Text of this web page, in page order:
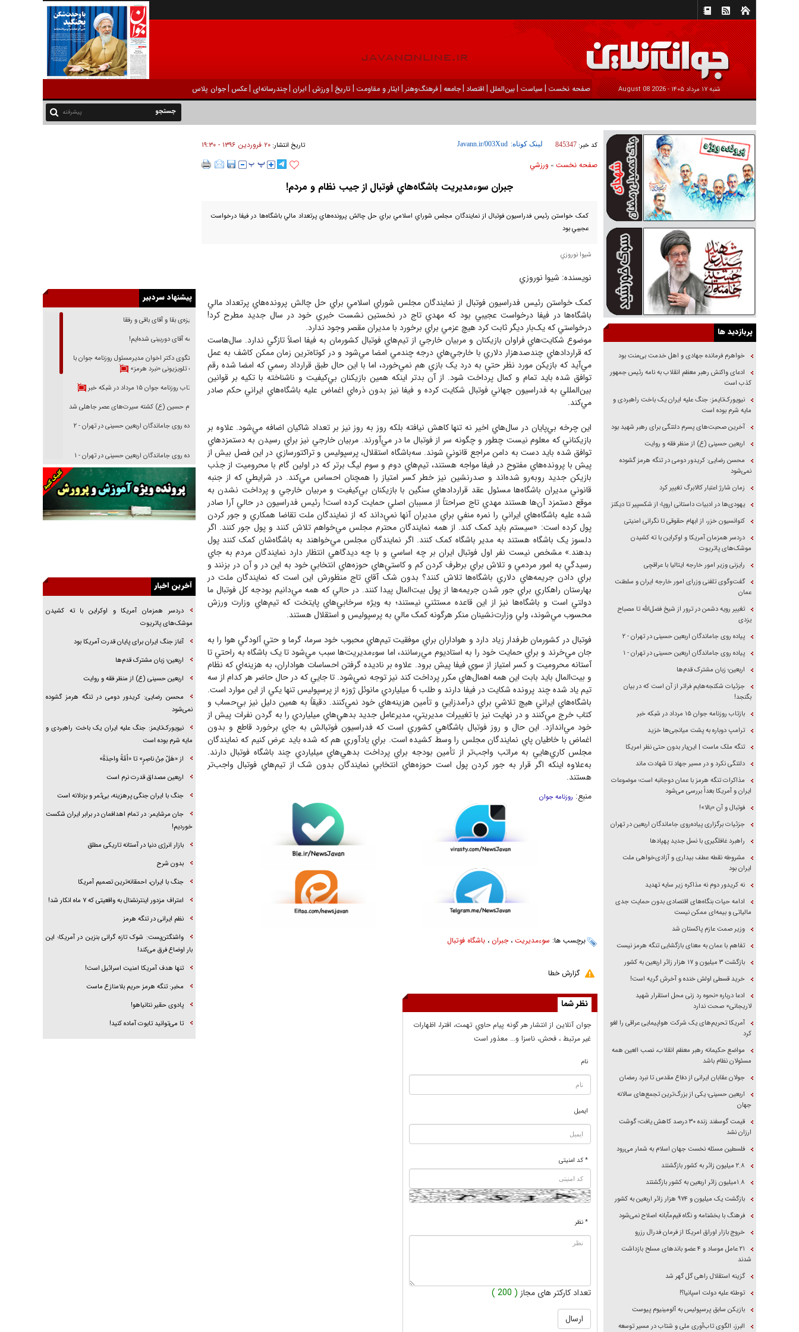
شنبه ۱۷ مرداد ۱۴۰۵ - 2026 August 08 صفحه نخست | سیاست |بين‌الملل | اقتصاد |جامعه |فرهنگ‌و‌هنر | ایثار و مقاومت |تاریخ |ورزش | ايران |چندرسانه‌ای |عکس |جوان پلاس
پیشرفته
کد خبر: 845347 لینک کوتاه: تاریخ انتشار:۲۰ فروردين ۱۳۹۶ - ۱۹:۳۰
صفحه نخست» ورزشي
جبران سوءمديريت باشگاه‌هاي فوتبال از جيب نظام و مردم!
کمک خواستن رئيس فدراسيون فوتبال از نمايندگان مجلس شوراي اسلامي براي حل چالش پرونده‌هاي پرتعداد مالي باشگاه‌ها در فيفا درخواست
عجيبي بود
شيوا نوروزي
نویسنده: شيوا نوروزي
کمک خواستن رئيس فدراسيون فوتبال از نمايندگان مجلس شوراي اسلامي براي حل چالش پرونده‌هاي پرتعداد مالي
باشگاه‌ها در فيفا درخواست عجيبي بود که مهدي تاج در نخستين نشست خبري خود در سال جديد مطرح کرد!
درخواستي که يک‌بار ديگر ثابت کرد هيچ عزمي براي برخورد با مديران مقصر وجود ندارد.
موضوع شکايت‌هاي فراوان بازيکنان و مربيان خارجي از تيم‌هاي فوتبال کشورمان به فيفا اصلاً تازگي ندارد. سال‌هاست
که قراردادهاي چندصد‌هزار دلاري با خارجي‌هاي درجه چندمي امضا مي‌شود و در کوتاه‌ترين زمان ممکن کاشف به عمل
مي‌آيد که بازيکن مورد نظر حتي به درد يک بازي هم نمي‌خورد، اما با اين حال طبق قرارداد رسمي که امضا شده رقم
توافق شده بايد تمام و کمال پرداخت شود. از آن بدتر اينکه همين بازيکنان بي‌کيفيت و ناشناخته با تکيه بر قوانين
بين‌المللي به فدراسيون جهاني فوتبال شکايت کرده و فيفا نيز بدون ذره‌اي اغماض عليه باشگاه‌هاي ايراني حکم صادر
مي‌کند.
اين چرخه بي‌پايان در سال‌هاي اخير نه تنها کاهش نيافته بلکه روز به روز نيز بر تعداد شاکيان اضافه مي‌شود. علاوه بر
بازيکناني که معلوم نيست چطور و چگونه سر از فوتبال ما در مي‌آورند. مربيان خارجي نيز براي رسيدن به دستمزدهاي
توافق شده بايد دست به دامن مراجع قانوني شوند. سه‌باشگاه استقلال، پرسپوليس و تراکتورسازي در اين فصل بيش از
پيش با پرونده‌هاي مفتوح در فيفا مواجه هستند، تيم‌هاي دوم و سوم ليگ برتر که در اولين گام با محروميت از جذب
بازيکن جديد روبه‌رو شده‌اند و صدرنشين نيز خطر کسر امتياز را همچنان احساس مي‌کند. در شرايطي که از جنبه
قانوني مديران باشگاه‌ها مسئول عقد قراردادهاي سنگين با بازيکنان بي‌کيفيت و مربيان خارجي و پرداخت نشدن به
موقع دستمزد آن‌ها هستند مهدي تاج صراحتاً از مسببان اصلي حمايت کرده است! رئيس فدراسيون در حالي آرا صادر
شده عليه باشگاه‌هاي ايراني را نمره منفي براي مديران آنها نمي‌داند که از نمايندگان ملت تقاضا همکاري و جور کردن
پول کرده است: «سيستم بايد کمک کند. از همه نمايندگان محترم مجلس مي‌خواهم تلاش کنند و پول جور کنند. اگر
دلسوز يک باشگاه هستند به مدير باشگاه کمک کنند. اگر نمايندگان مجلس مي‌خواهند به باشگاه‌شان کمک کنند پول
بدهند.» مشخص نيست نفر اول فوتبال ايران بر چه اساسي و با چه ديدگاهي انتظار دارد نمايندگان مردم به جاي
رسيدگي به امور مردمي و تلاش براي برطرف کردن کم و کاستي‌هاي حوزه‌هاي انتخابي خود به اين در و آن در بزنند و
براي دادن جريمه‌هاي دلاري باشگاه‌ها تلاش کنند؟ بدون شک آقاي تاج منظورش اين است که نمايندگان ملت در
بهارستان راهکاري براي جور شدن جريمه‌ها از پول بيت‌المال پيدا کنند. در حالي که همه مي‌دانيم بودجه کل فوتبال ما
دولتي است و باشگاه‌ها نيز از اين قاعده مستثني نيستند؛ به ويژه سرخابي‌هاي پايتخت که تيم‌هاي وزارت ورزش
محسوب مي‌شوند، ولي وزارت‌نشينان منکر هرگونه کمک مالي به پرسپوليس و استقلال هستند.
فوتبال در کشورمان طرفدار زياد دارد و هواداران براي موفقيت تيم‌هاي محبوب خود سرما، گرما و حتي آلودگي هوا را به
جان مي‌خرند و براي حمايت خود را به استاديوم مي‌رسانند، اما سوءمديريت‌ها سبب مي‌شود تا يک باشگاه به راحتي تا
آستانه محروميت و کسر امتياز از سوي فيفا پيش برود. علاوه بر ناديده گرفتن احساسات هواداران، به هزينه‌اي که نظام
و بيت‌المال بايد بابت اين همه اهمال‌هاي مکرر پرداخت کند نيز توجه نمي‌شود. تا جايي که در حال حاضر هر کدام از سه
تيم ياد شده چند پرونده شکايت در فيفا دارند و طلب 6 ميلياردي مانوئل ژوزه از پرسپوليس تنها يکي از اين موارد است.
باشگاه‌هاي ايراني هيچ تلاشي براي درآمدزايي و تأمين هزينه‌هاي خود نمي‌کنند. دقيقاً به همين دليل نيز بي‌حساب و
کتاب خرج مي‌کنند و در نهايت نيز با تغييرات مديريتي، مديرعامل جديد بدهي‌هاي ميلياردي را به گردن نفرات پيش از
خود مي‌اندازد. اين حال و روز فوتبال باشگاهي کشوري است که فدراسيون فوتبالش به جاي برخورد قاطع و بدون
اغماض با خاطيان پاي نمايندگان مجلس را وسط کشيده است. براي يادآوري هم که شده بايد عرض کنيم که نمايندگان
مجلس کاري‌هايي به مراتب واجب‌تر از تأمين بودجه براي پرداخت بدهي‌هاي ميلياردي چند باشگاه فوتبال دارند.
به‌علاوه اينکه اگر قرار به جور کردن پول است حوزه‌هاي انتخابي نمايندگان بدون شک از تيم‌هاي فوتبال واجب‌تر
هستند.
منبع: روزنامه جوان
برچسب ها: سوءمدیریت،جبران ، باشگاه فوتبال
گزارش خطا
نظر شما
جوان آنلاين از انتشار هر گونه پيام حاوي تهمت، افترا، اظهارات
غير مرتبط ، فحش، ناسزا و... معذور است
نام
ایمیل
* کد امنیتی
* نظر
تعداد کارکتر های مجاز ( 200 )
پربازدید ها
خواهرم فرمانده جهادی و اهل خدمت بی‌منت بود
ادعای واکنش رهبر معظم انقلاب به نامه رئیس جمهور
کذب است
نیویورک‌تایمز: جنگ علیه ایران یک باخت راهبردی و
مایه شرم بوده است
آخرین صحبت‌های پسرم دلتنگی برای رهبر شهید بود
اربعین حسینی (ع) از منظر فقه و روایت
محسن رضایی: کریدور دومی در تنگه هرمز گشوده
نمی‌شود
زمان شارژ اعتبار کالابرگ تغییر کرد
یهودی‌ها در ادبیات داستانی اروپا؛ از شکسپیر تا دیکنز
کنوانسیون خزر، از ابهام حقوقی تا نگرانی امنیتی
دردسر همزمان آمریکا و اوکراین با ته کشیدن
موشک‌های پاتریوت
رایزنی وزیر امور خارجه ایتالیا با عراقچی
گفت‌وگوی تلفنی وزرای امور خارجه ایران و سلطنت
عمان
تغییر رویه دشمن در ترور از شیخ فضل‌الله تا مصباح
یزدی
پیاده روی جاماندگان اربعین حسینی در تهران - ۲
پیاده روی جاماندگان اربعین حسینی در تهران - ۱
اربعین؛ زبان مشترک قدم‌ها
جزئیات شکنجه‌هایم فراتر از آن است که در بیان
بگنجد!
بازتاب روزنامه جوان ۱۵ مرداد در شبکه خبر
ترامپ دوباره به پشت میانجی‌ها خزید
تنگه ملک ماست | این‌بار بدون حتی نظر امریکا
دلتنگی نکرد و در مسیر جهاد تا شهادت ماند
مذاکرات تنگه هرمز با عمان دوجانبه است؛ موضوعات
ایران و آمریکا بعداً بررسی می‌شود
فوتبال و آن «بالا»!
جزئیات برگزاری پیاده‌روی جاماندگان اربعین در تهران
راهبرد غافلگیری با نسل جدید پهپاد‌ها
مشروطه نقطه عطف بیداری و آزادی‌خواهی ملت
ایران بود
نه کریدور دوم نه مذاکره زیر سایه تهدید
ادامه حیات بنگاه‌های اقتصادی بدون حمایت جدی
مالیاتی و بیمه‌ای ممکن نیست
وزیر صمت عازم پاکستان شد
تفاهم با عمان به معنای بازگشایی تنگه هرمز نیست
بازگشت ۳ میلیون و ۱۷ هزار زائر اربعین به کشور
خرید قسطی اولش خنده و آخرش گریه است!
ادعا درباره «نحوه رد زنی محل استقرار شهید
لاریجانی» صحت ندارد
آمریکا تحریم‌های یک شرکت هواپیمایی عراقی را لغو
کرد
مواضع حکیمانه رهبر معظم انقلاب، نصب العین همه
مسئولان نظام باشد
جولان عقابان ایرانی از دفاع مقدس تا نبرد رمضان
اربعین حسینی؛ یکی از بزرگ‌ترین تجمع‌های سالانه
جهان
قیمت گوسفند زنده ۳۰ درصد کاهش یافت؛ گوشت
ارزان نشد
فلسطین مسئله نخست جهان اسلام به شمار می‌رود
۲.۸ میلیون زائر به کشور بازگشتند
۱.۸میلیون زائر اربعین به کشور بازگشتند
بازگشت یک میلیون و ۹۷۴ هزار زائر اربعین به کشور
فرهنگ با بخشنامه و نگاه قیم‌مآبانه اصلاح نمی‌شود
خروج بازار اوراق امریکا از فرمان فدرال رزرو
۲۱ عامل موساد و ۴ عضو باند‌های مسلح بازداشت
شدند
گزینه استقلال راهی گل گهر شد
توطئه علیه دولت اسپانیا؟!
بازیکن سابق پرسپولیس به آلومینیوم پیوست
البرز، الگوی تاب‌آوری ملی و شتاب در مسیر توسعه
پیشنهاد سردبیر
غریزه‌ی بقا و آقای باقی و رفقا
گفتگوی دکتر اخوان مدیرمسئول روزنامه جوان با
برنامه تلویزیونی «نبرد هرمز»
بازتاب روزنامه جوان ۱۵ مرداد در شبکه خبر
امام حسین (ع) کشته سیرت‌های عصر جاهلی شد
پیاده روی جاماندگان اربعین حسینی در تهران - ۲
پیاده روی جاماندگان اربعین حسینی در تهران - ۱
خرید قسطی اولش خنده و آخرش گریه است!
فوتبال و آن «بالا»!
راهبرد غافلگیری با نسل جدید پهپاد‌ها
دیکنز
گفت‌وگو با خواهر یکی از شهدای جنگ رمضان/
خواهرم فرمانده جهادی و اهل خدمت بی‌منت بود
آخرین اخبار
موشک‌های پاتریوت
آغاز جنگ ایران برای پایان قدرت آمریکا بود
اربعین؛ زبان مشترک قدم‌ها
محسن رضایی: کریدور دومی در تنگه هرمز گشوده
مایه شرم بوده است
از «هَلْ مِنْ ناصِرٍ» تا «اُمَّةً واحِدَةً»
اربعین مصداق قدرت نرم است
خوردیم!
بازار انرژی دنیا در آستانه تاریکی مطلق
بدون شرح
جنگ با ایران، احمقانه‌ترین تصمیم آمریکا
اعتراف مزدور اینترنشنال به واقعیتی که ۷ ماه انکار شد!
بار اوضاع فرق می‌کند!
تنها هدف آمریکا امنیت اسرائیل است!
مخبر: تنگه هرمز حریم بلامنازع ماست